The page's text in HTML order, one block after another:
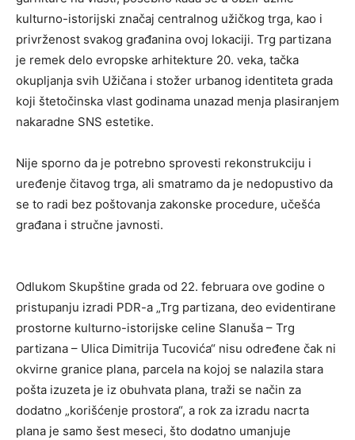
kulturno-istorijski značaj centralnog užičkog trga, kao i
privrženost svakog građanina ovoj lokaciji. Trg partizana
je remek delo evropske arhitekture 20. veka, tačka
okupljanja svih Užičana i stožer urbanog identiteta grada
koji štetočinska vlast godinama unazad menja plasiranjem
nakaradne SNS estetike.
Nije sporno da je potrebno sprovesti rekonstrukciju i
uređenje čitavog trga, ali smatramo da je nedopustivo da
se to radi bez poštovanja zakonske procedure, učešća
građana i stručne javnosti.
Odlukom Skupštine grada od 22. februara ove godine o
pristupanju izradi PDR-a „Trg partizana, deo evidentirane
prostorne kulturno-istorijske celine Slanuša – Trg
partizana – Ulica Dimitrija Tucovića“ nisu određene čak ni
okvirne granice plana, parcela na kojoj se nalazila stara
pošta izuzeta je iz obuhvata plana, traži se način za
dodatno „korišćenje prostora“, a rok za izradu nacrta
plana je samo šest meseci, što dodatno umanjuje